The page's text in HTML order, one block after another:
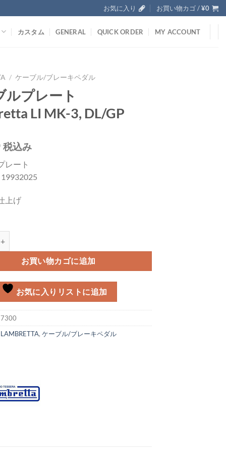
お気に入り お買い物カゴ /¥0
カスタム GENERAL QUICK ORDER MY ACCOUNT
/ ケーブル/ブレーキペダル
ルプレート
LI MK-3, DL/GP
税込み
レート
上げ
お買い物カゴに追加
お気に入りリストに追加
7300
LAMBRETTA,ケーブル/ブレーキペダル